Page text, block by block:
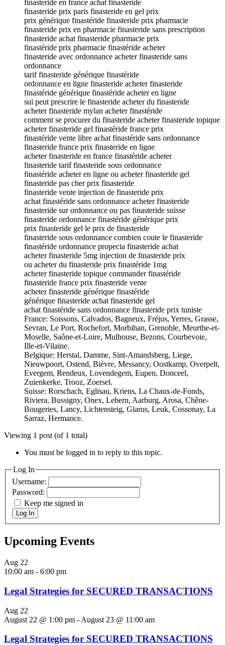
finasteride en france achat finasteride
finasteride prix paris finasteride en gel prix
prix générique finastéride finasteride prix pharmacie
finasteride prix en pharmacie finasteride sans prescription
finasteride achat finasteride pharmacie prix
finastéride prix pharmacie finastéride acheter
finasteride avec ordonnance acheter finasteride sans
ordonnance
tarif finasteride générique finastéride
ordonnance en ligne finasteride acheter finasteride
finastéride générique finastéride acheter en ligne
sui peut prescrire le finasteride acheter du finasteride
acheter finasteride mylan acheter finastéride
comment se procurer du finasteride acheter finasteride topique
acheter finasteride gel finastéride france prix
finastéride vente libre achat finastéride sans ordonnance
finasteride france prix finasteride en ligne
acheter finasteride en france finastéride acheter
finasteride tarif finasteride sous ordonnance
finastéride acheter en ligne ou acheter finasteride gel
finasteride pas cher prix finasteride
finasteride vente injection de finasteride prix
achat finastéride sans ordonnance acheter finasteride
finasteride sur ordonnance ou pas finasteride suisse
finasteride ordonnance finastéride générique prix
prix finasteride gel le prix de finasteride
finasteride sous ordonnance combien coute le finasteride
finastéride ordonnance propecia finasteride achat
acheter finasteride 5mg injection de finasteride prix
ou acheter du finasteride prix finastéride 1mg
acheter finasteride topique commander finastéride
finasteride france prix finasteride vente
acheter finasteride générique finastéride
générique finasteride achat finasteride gel
achat finastéride sans ordonnance finasteride prix tunisie
France: Soissons, Calvados, Bagneux, Fréjus, Yerres, Grasse,
Sevran, Le Port, Rochefort, Morbihan, Grenoble, Meurthe-et-
Moselle, Saône-et-Loire, Mulhouse, Bezons, Courbevoie,
Ille-et-Vilaine.
Belgique: Herstal, Damme, Sint-Amandsberg, Liege,
Nieuwpoort, Ostend, Bièvre, Messancy, Oostkamp, Overpelt,
Evergem, Rendeux, Lovendegem, Eupen, Donceel,
Zuienkerke, Trooz, Zoersel.
Suisse: Rorschach, Eglisau, Kriens, La Chaux-de-Fonds,
Riviera, Bussigny, Onex, Lebern, Aarburg, Arosa, Chêne-
Bougeries, Lancy, Lichtensteig, Glarus, Leuk, Cossonay, La
Sarraz, Hermance.
Viewing 1 post (of 1 total)
You must be logged in to reply to this topic.
Log In
Username:
Password:
Keep me signed in
Log In
Upcoming Events
Aug 22
10:00 am - 6:00 pm
Legal Strategies for SECURED TRANSACTIONS
Aug 22
August 22 @ 1:00 pm - August 23 @ 11:00 am
Legal Strategies for SECURED TRANSACTIONS